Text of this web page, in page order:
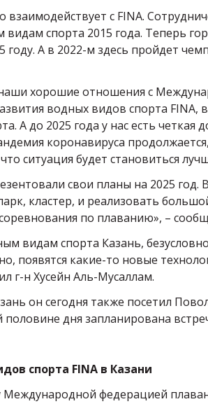
с FINA.
спорта 2015 года. Теперь
году. А в 2022-м здесь пройдет
хорошие отношения с
водных видов спорта FINA,
А до 2025 года у нас есть
коронавируса
ситуация будет становиться
свои планы на 2025 год.
кластер, и реализовать
по плаванию», –
видам спорта Казань,
появятся какие-то новые
г-н Хусейн Аль-Мусаллам.
он сегодня также посетил
дня запланирована
спорта FINA в Казани
Международной федерацией